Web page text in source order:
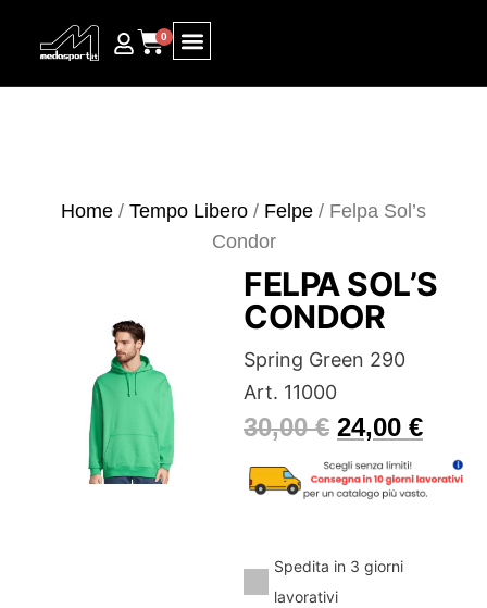
0
Home / Tempo Libero / Felpe / Felpa Sol’s
Condor
FELPA SOL’S
CONDOR
Spring Green 290
Art. 11000
30,00€ 24,00 €
Spedita in 3 giorni
lavorativi